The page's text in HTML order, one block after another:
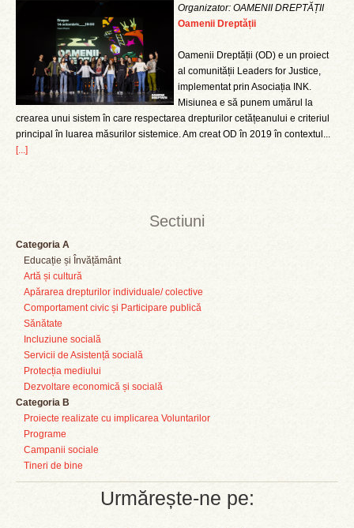
Sectiuni
Categoria A
Educație și Învățământ
Artă și cultură
Apărarea drepturilor individuale/ colective
Comportament civic și Participare publică
Sănătate
Incluziune socială
Servicii de Asistență socială
Protecția mediului
Dezvoltare economică și socială
Categoria B
Proiecte realizate cu implicarea Voluntarilor
Programe
Campanii sociale
Tineri de bine
Urmărește-ne pe:
Organizator: OAMENII DREPTĂȚII
Oamenii Dreptății
Oamenii Dreptății (OD) e un proiect
al comunității Leaders for Justice,
implementat prin Asociația INK.
Misiunea e să punem umărul la
crearea unui sistem în care respectarea drepturilor cetățeanului e criteriul
principal în luarea măsurilor sistemice. Am creat OD în 2019 în contextul...
[...]